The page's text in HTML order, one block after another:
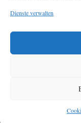
Dienste verwalten